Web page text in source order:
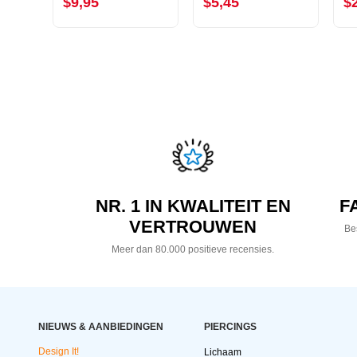
NR. 1 IN KWALITEIT EN
VERTROUWEN
Meer dan 80.000 positieve recensies.
NIEUWS & AANBIEDINGEN
Design It!
PIERCINGS
Lichaam